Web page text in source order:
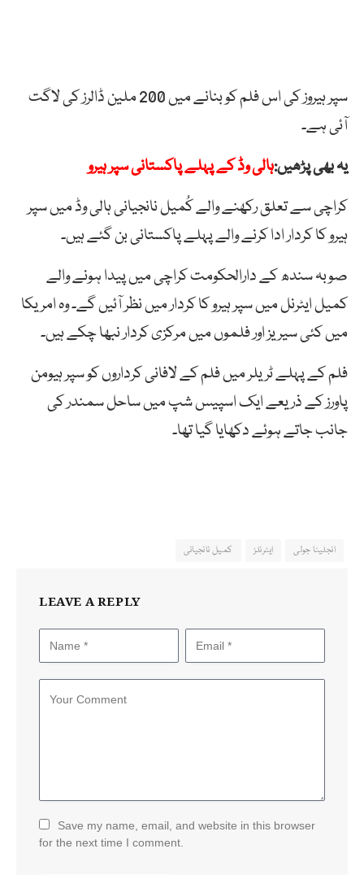
سپر ہیروز کی اس فلم کو بنانے میں 200 ملین ڈالرز کی لاگت
آئی ہے۔
یہ بھی پڑھیں:ہالی وڈ کے پہلے پاکستانی سپر ہیرو
کراچی سے تعلق رکھنے والے کُمیل نانجیانی ہالی وڈ میں سپر
ہیرو کا کردار ادا کرنے والے پہلے پاکستانی بن گئے ہیں۔
صوبہ سندھ کے دارالحکومت کراچی میں پیدا ہونے والے
کمیل ایٹرنل میں سپر ہیرو کا کردار میں نظر آئیں گے۔ وہ امریکا
میں کئی سیریز اور فلموں میں مرکزی کردار نبھا چکے ہیں۔
فلم کے پہلے ٹریلر میں فلم کے لافانی کرداروں کو سپر ہیومن
پاورز کے ذریعے ایک اسپیس شپ میں ساحل سمندر کی
جانب جاتے ہوئے دکھایا گیا تھا۔
انجلینا جولی ایٹرنلز کمیل نانجیانی
LEAVE A REPLY
Save my name, email, and website in this browser
for the next time I comment.